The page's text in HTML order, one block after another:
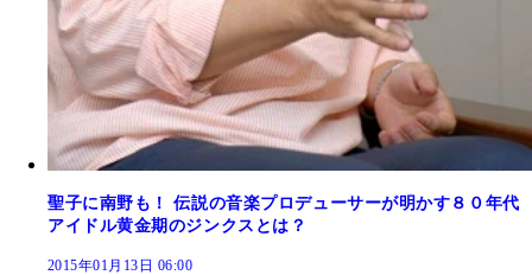
聖子に南野も！ 伝説の音楽プロデューサーが明かす８０年代
アイドル黄金期のジンクスとは？
2015年01月13日 06:00